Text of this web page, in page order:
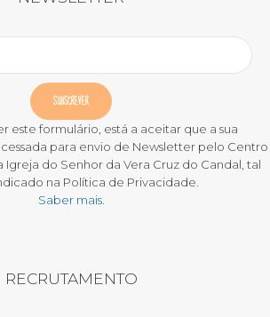
este formulário, está a aceitar que a sua
para envio de Newsletter pelo Centro
Igreja do Senhor da Vera Cruz do Candal, tal
na Política de Privacidade.
Saber mais.
RECRUTAMENTO